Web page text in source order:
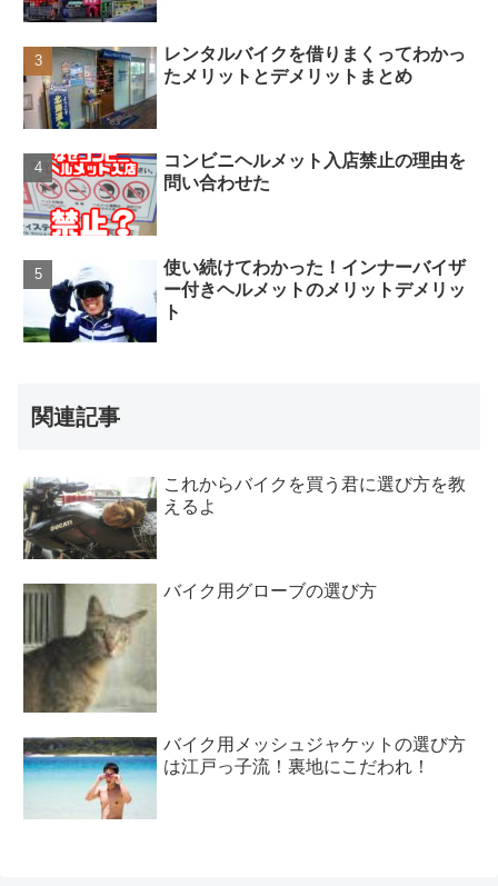
レンタルバイクを借りまくってわかっ
たメリットとデメリットまとめ
コンビニヘルメット入店禁止の理由を
問い合わせた
使い続けてわかった！インナーバイザ
ー付きヘルメットのメリットデメリッ
ト
関連記事
これからバイクを買う君に選び方を教
えるよ
バイク用グローブの選び方
バイク用メッシュジャケットの選び方
は江戸っ子流！裏地にこだわれ！